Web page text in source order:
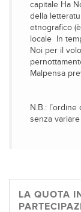
capitale Ha
della
etnografico
locale In
Noi per il
Malpensa
N.B.:
senza
LA QUOTA